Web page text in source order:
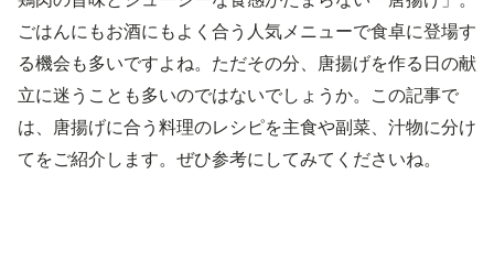
ごはんにもお酒にもよく合う人気メニューで食卓に登場す
る機会も多いですよね。ただその分、唐揚げを作る日の献
立に迷うことも多いのではないでしょうか。この記事で
は、唐揚げに合う料理のレシピを主食や副菜、汁物に分け
てをご紹介します。ぜひ参考にしてみてくださいね。